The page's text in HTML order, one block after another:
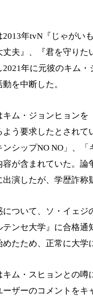
年tvN『じゃがい
夫』、『君を守りた
年に元彼のキム
を中断した。
キム・ジョンヒョン
う要求したとされ
ンシップNO NO」、
が含まれていた。
演したが、学歴詐称
ついて、ソ・イェ
テンセ大学』に合格
たため、正常に大学
ム・スヒョンとの
ーザーのコメントを